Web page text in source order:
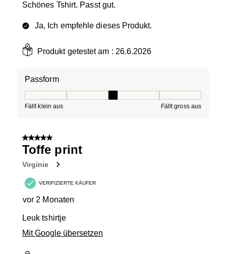
Schönes Tshirt. Passt gut.
Ja, Ich empfehle dieses Produkt.
Produkt getestet am : 26.6.2026
Passform
Fällt klein aus Fällt gross aus
5 von 5 Sternen.
Toffe print
Virginie
VERIFIZIERTE KÄUFER
vor 2 Monaten
Leuk tshirtje
Mit Google übersetzen